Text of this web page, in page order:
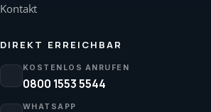
Kontakt
DIREKT ERREICHBAR
KOSTENLOS ANRUFEN
0800 1553 5544
WHATSAPP